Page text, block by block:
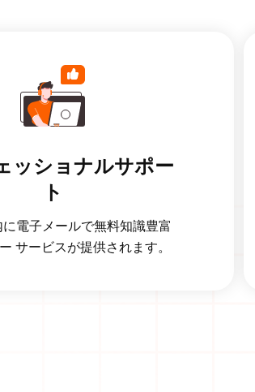
ッショナルサポー
ト
電子メールで無料知識豊富
サービスが提供されます。